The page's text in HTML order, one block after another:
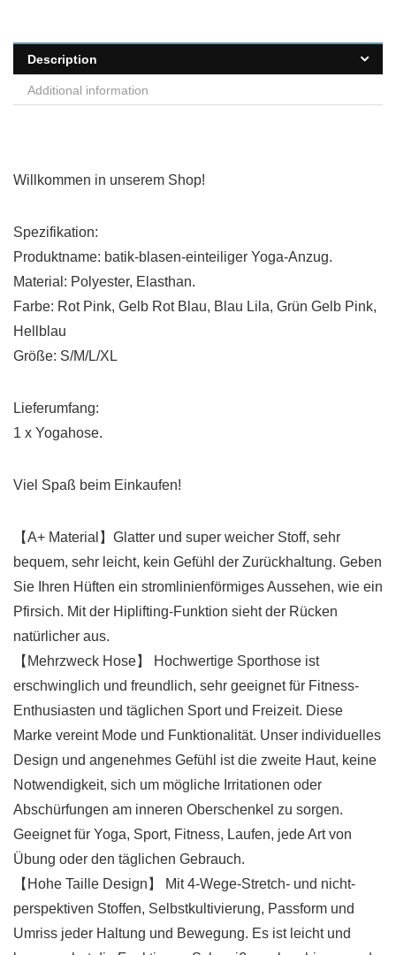
Description
Additional information
Willkommen in unserem Shop!
Spezifikation:
Produktname: batik-blasen-einteiliger Yoga-Anzug.
Material: Polyester, Elasthan.
Farbe: Rot Pink, Gelb Rot Blau, Blau Lila, Grün Gelb Pink,
Hellblau
Größe: S/M/L/XL
Lieferumfang:
1 x Yogahose.
Viel Spaß beim Einkaufen!
【A+ Material】Glatter und super weicher Stoff, sehr
bequem, sehr leicht, kein Gefühl der Zurückhaltung. Geben
Sie Ihren Hüften ein stromlinienförmiges Aussehen, wie ein
Pfirsich. Mit der Hiplifting-Funktion sieht der Rücken
natürlicher aus.
【Mehrzweck Hose】 Hochwertige Sporthose ist
erschwinglich und freundlich, sehr geeignet für Fitness-
Enthusiasten und täglichen Sport und Freizeit. Diese
Marke vereint Mode und Funktionalität. Unser individuelles
Design und angenehmes Gefühl ist die zweite Haut, keine
Notwendigkeit, sich um mögliche Irritationen oder
Abschürfungen am inneren Oberschenkel zu sorgen.
Geeignet für Yoga, Sport, Fitness, Laufen, jede Art von
Übung oder den täglichen Gebrauch.
【Hohe Taille Design】 Mit 4-Wege-Stretch- und nicht-
perspektiven Stoffen, Selbstkultivierung, Passform und
Umriss jeder Haltung und Bewegung. Es ist leicht und